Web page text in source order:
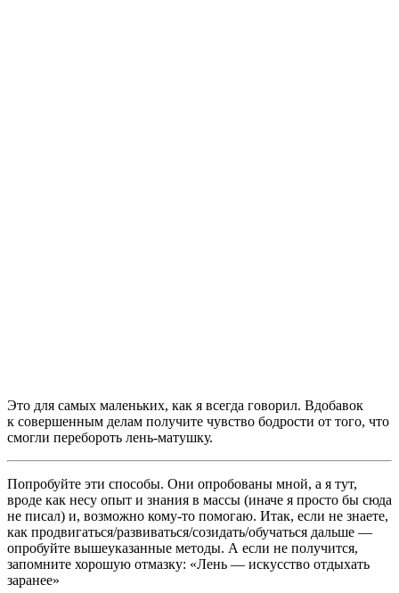
Это для самых маленьких, как я всегда говорил. Вдобавок
к совершенным делам получите чувство бодрости от того, что
смогли перебороть лень-матушку.
Попробуйте эти способы. Они опробованы мной, а я тут,
вроде как несу опыт и знания в массы (иначе я просто бы сюда
не писал) и, возможно кому-то помогаю. Итак, если не знаете,
как продвигаться/развиваться/созидать/обучаться дальше —
опробуйте вышеуказанные методы. А если не получится,
запомните хорошую отмазку: «Лень — искусство отдыхать
заранее»